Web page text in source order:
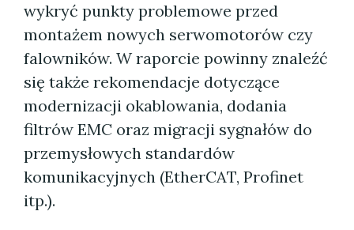
wykryć punkty problemowe przed
montażem nowych serwomotorów czy
falowników. W raporcie powinny znaleźć
się także rekomendacje dotyczące
modernizacji okablowania, dodania
filtrów EMC oraz migracji sygnałów do
przemysłowych standardów
komunikacyjnych (EtherCAT, Profinet
itp.).